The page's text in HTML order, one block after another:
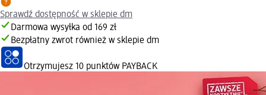
Sprawdź dostępność w sklepie dm
Darmowa wysyłka od 169 zł
Bezpłatny zwrot również w sklepie dm
Otrzymujesz 10 punktów PAYBACK